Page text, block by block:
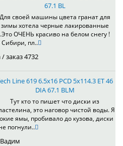
67.1 BL
Для своей машины цвета гранат для
зимы хотела черные лакированные
ОЧЕНЬ красиво на белом снегу !
пл..
/ заказ 4732
Line 619 6.5x16 PCD 5x114.3 ET 46
DIA 67.1 BLM
Тут кто то пишет что диски из
это наговор чистой воды. Я
ямы, пробивало до кузова, диски
погнули..
Вадим